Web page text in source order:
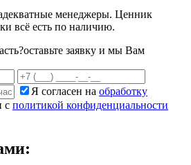
менеджеры. Ценник
всё есть по наличию.
оставьте заявку и мы Вам
Я согласен на обработку
с политикой конфиденциальности